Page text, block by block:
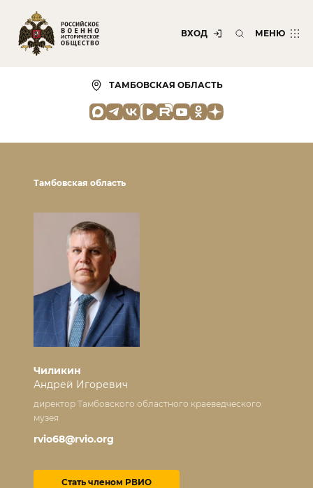
ВХОД МЕНЮ
ТАМБОВСКАЯ ОБЛАСТЬ
Тамбовская область
Чиликин
Андрей Игоревич
директор Тамбовского областного краеведческого
музея
rvio68@rvio.org
Стать членом РВИО